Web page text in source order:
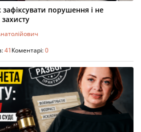
порушення і не
41Коментарі:0